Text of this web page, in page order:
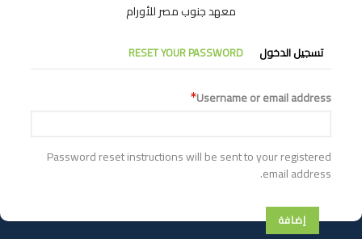
معهد جنوب مصر للأورام
التبويبات
الأساسية
تسجيل الدخول RESET YOUR PASSWORD
Username or email address
Password reset instructions will be sent to your registered
email address.